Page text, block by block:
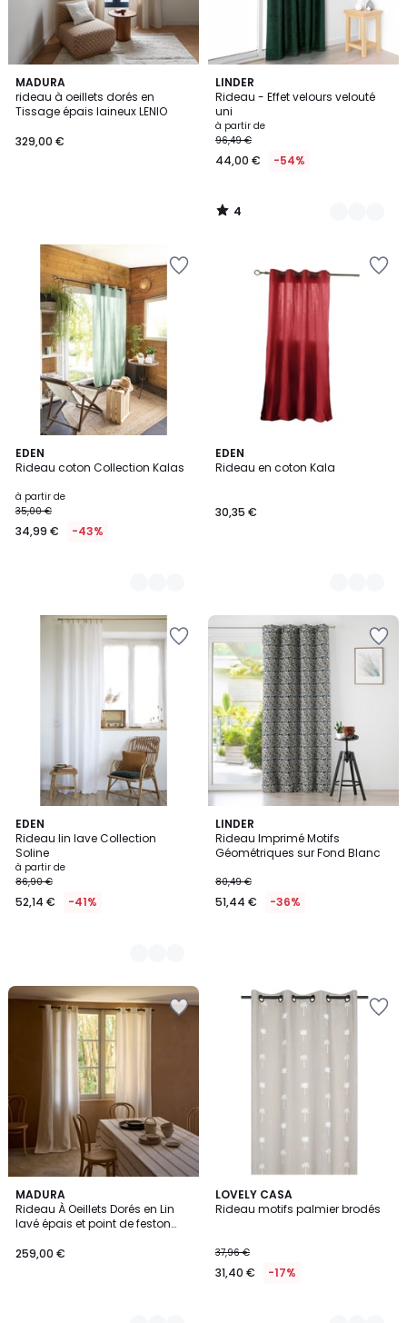
MADURA
rideau à oeillets dorés en
Tissage épais laineux LENIO
329,00 €
LINDER
Rideau - Effet velours velouté
uni
à partir de
96,49 €
44,00 € -54%
4
/
5
3
Couleurs
4
/
EDEN
Rideau coton Collection Kalas
à partir de
35,00 €
34,99 € -43%
12
Couleurs
EDEN
Rideau en coton Kala
30,35 €
5
Couleurs
EDEN
Rideau lin lave Collection
Soline
à partir de
86,90 €
52,14 € -41%
7
Couleurs
LINDER
Rideau Imprimé Motifs
Géométriques sur Fond Blanc
80,49 €
51,44 € -36%
MADURA
Rideau À Oeillets Dorés en Lin
lavé épais et point de feston
259,00 €
4
Couleurs
LOVELY CASA
Rideau motifs palmier brodés
37,96 €
31,40 € -17%
2
Couleurs